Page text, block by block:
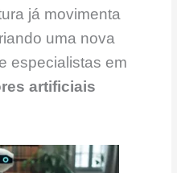
já movimenta
uma nova
especialistas em
artificiais